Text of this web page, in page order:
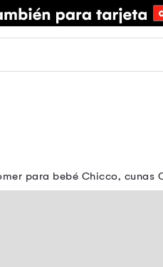
para bebé Chicco, cunas